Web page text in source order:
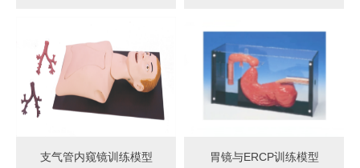
支气管内窥镜训练模型 胃镜与ERCP训练模型